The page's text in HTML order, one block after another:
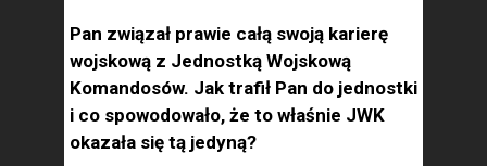
Pan związał prawie całą swoją karierę
wojskową z Jednostką Wojskową
Komandosów. Jak trafił Pan do jednostki
i co spowodowało, że to właśnie JWK
okazała się tą jedyną?